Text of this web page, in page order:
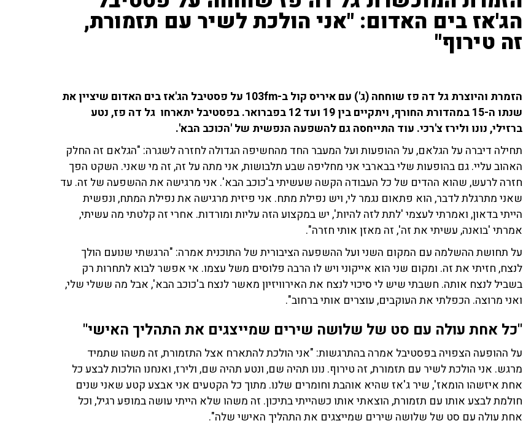
הג'אז בים האדום: "אני הולכת לשיר עם תזמורת,
זה טירוף"
הזמרת והיוצרת גל דה פז שוחחה (ג') עם איריס קול ב-103fm על פסטיבל הג'אז בים האדום שיציין את
שנתו ה-15 במהדורת החורף, ויתקיים בין 19 ועד 12 בפברואר. בפסטיבל יתארחו גל דה פז, נטע
ברזילי, נונו ולירז צ'רכי. עוד התייחסה גם להשפעה הנפשית של 'הכוכב הבא'.
תחילה דיברה על הגלאם, על ההופעות ועל המעבר החד מהחשיפה הגדולה לחזרה לשגרה: "הגלאם זה החלק
האהוב עליי. גם בהופעות שלי בבארבי אני מחליפה שבע תלבושות, אני מתה על זה, זה מי שאני. השקט הפך
חזרה לרעש, שהוא ההדים של כל העבודה הקשה שעשיתי ב'כוכב הבא'. אני מרגישה את ההשפעה של זה. עד
שאני מתרגלת לדבר, הוא פתאום נגמר לי, ויש נפילת מתח. אני פיזית מרגישה את נפילת המתח, ונפשית
הייתי בדאון, ואמרתי לעצמי 'לתת לזה להיות', יש במקצוע הזה עליות ומורדות. אחרי זה קלטתי מה עשיתי,
אמרתי 'בואנה, עשיתי את זה', זה מאזן אותי חזרה".
על תחושת ההשלמה עם המקום השני ועל ההשפעה הציבורית של התוכנית אמרה: "הרגשתי שנועם הולך
לנצח, חזיתי את זה. ומקום שני הוא אייקוני ויש לו הרבה פלוסים משל עצמו. אי אפשר לבוא לתחרות רק
בשביל לנצח אותה. חשבתי שיש לי סיכוי לנצח את האירוויזיון מאשר לנצח ב'כוכב הבא', אבל מה ששלי שלי,
ואני מרוצה. הכפלתי את העוקבים, עוצרים אותי ברחוב".
"כל אחת עולה עם סט של שלושה שירים שמייצגים את התהליך האישי"
על ההופעה הצפויה בפסטיבל אמרה בהתרגשות: "אני הולכת להתארח אצל התזמורת, זה משהו שתמיד
מרגש. אני הולכת לשיר עם תזמורת, זה טירוף. נונו תהיה שם, ונטע תהיה שם, ולירז, ואנחנו הולכות לבצע כל
אחת איזשהו הומאז', שיר ג'אז שהיא אוהבת וחומרים שלנו. מתוך כל הקטעים אני אבצע קטע שאני שנים
חולמת לבצע אותו עם תזמורת, הוצאתי אותו כשהייתי בתיכון. זה משהו שלא הייתי עושה במופע רגיל, וכל
אחת עולה עם סט של שלושה שירים שמייצגים את התהליך האישי שלה".